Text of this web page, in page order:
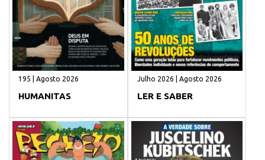
195 | Agosto 2026
HUMANITAS
Julho 2026 | Agosto 2026
LER E SABER